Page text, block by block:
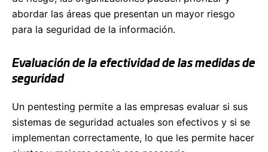
abordar las áreas que presentan un mayor riesgo
para la seguridad de la información.
Evaluación de la efectividad de las medidas de
seguridad
Un pentesting permite a las empresas evaluar si sus
sistemas de seguridad actuales son efectivos y si se
implementan correctamente, lo que les permite hacer